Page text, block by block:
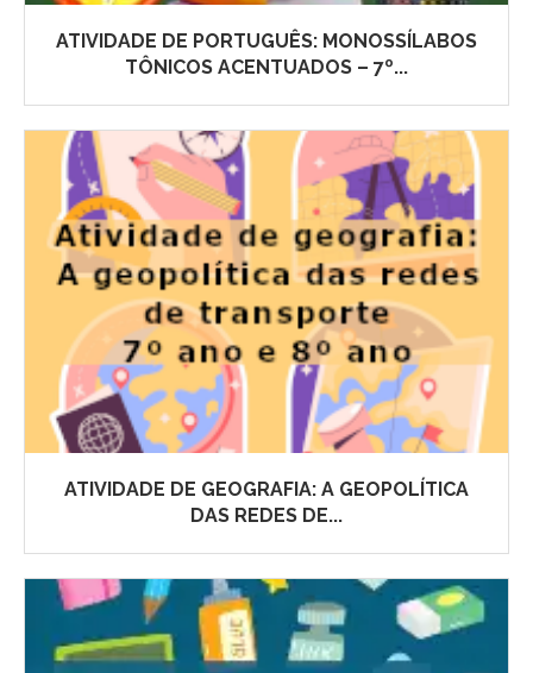
ATIVIDADE DE PORTUGUÊS: MONOSSÍLABOS
TÔNICOS ACENTUADOS – 7º...
ATIVIDADE DE GEOGRAFIA: A GEOPOLÍTICA
DAS REDES DE...